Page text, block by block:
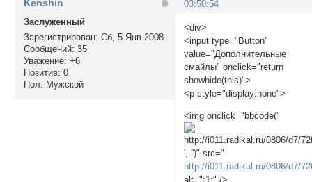
03:50:54
Kenshin
Заслуженный
Зарегистрирован: Сб, 5 Янв 2008
Сообщений: 35
Уважение: +6
Позитив: 0
Пол: Мужской
<div>
<input type="Button"
value="Дополнительные
смайлы" onclick="return
showhide(this)">
<p style="display:none">
<img onclick="bbcode('
', '')" src="
http://i011.radikal.ru/0806/d7/
alt=":1:" />